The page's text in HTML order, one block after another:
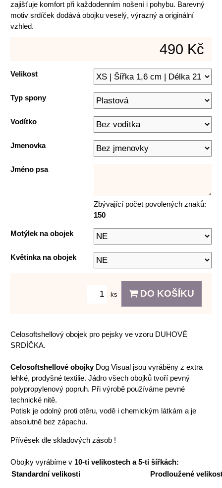
zajišťuje komfort při každodenním nošení i pohybu. Barevný
motiv srdíček dodává obojku veselý, výrazný a originální
vzhled.
490 Kč
Velikost
Typ spony
Vodítko
Jmenovka
Jméno psa
Zbývající počet povolených znaků:
150
Motýlek na obojek
Květinka na obojek
ks DO KOŠÍKU
Celosoftshellový obojek pro pejsky ve vzoru DUHOVÉ
SRDÍČKA.
Celosoftshellové obojky Dog Visual jsou vyráběny z extra
lehké, prodyšné textilie. Jádro všech obojků tvoří pevný
polypropylenový popruh. Při výrobě používáme pevné
technické nitě.
Potisk je odolný proti otěru, vodě i chemickým látkám a je
absolutně bez zápachu.
Přívěsek dle skladových zásob !
Obojky vyrábíme v 10-ti velikostech a 5-ti šířkách:
Standardní velikosti
Prodloužené